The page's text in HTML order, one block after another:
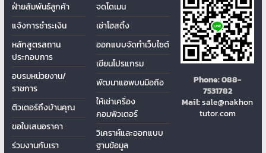
ฝ่ายสัมพันธ์ลูกค้า
แจ้งการชำระเงิน
หลักสูตรสถาน
ประกอบการ
อบรมหน่วยงาน/
ราชการ
ติวเตอร์ถึงบ้านคุณ
ขอใบเสนอราคา
ร่วมงานกับเรา
จดโดเมน
เช่าโฮสติ้ง
ออกแบบจัดทำเว็บไซต์
เขียนโปรแกรม
พัฒนาแอพบนมือถือ
ให้เช่าเครื่อง
คอมพิวเตอร์
วิเคราห์และออกแบบ
ฐานข้อมูล
Phone:088-
7531782
Mail:sale@nakhon
tutor.com